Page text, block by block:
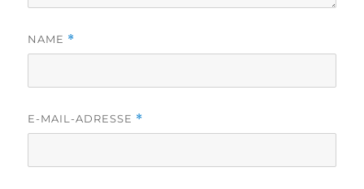
NAME *
E-MAIL-ADRESSE *